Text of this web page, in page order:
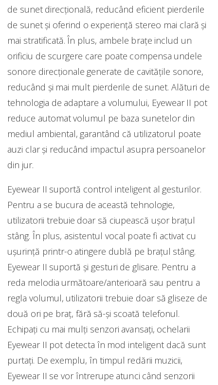
de sunet direcțională, reducând eficient pierderile
de sunet și oferind o experienţă stereo mai clară și
mai stratificată. În plus, ambele brațe includ un
orificiu de scurgere care poate compensa undele
sonore direcționale generate de cavitățile sonore,
reducând și mai mult pierderile de sunet. Alături de
tehnologia de adaptare a volumului, Eyewear II pot
reduce automat volumul pe baza sunetelor din
mediul ambiental, garantând că utilizatorul poate
auzi clar și reducând impactul asupra persoanelor
din jur.
Eyewear II suportă control inteligent al gesturilor.
Pentru a se bucura de această tehnologie,
utilizatorii trebuie doar să ciupească ușor brațul
stâng. În plus, asistentul vocal poate fi activat cu
ușurință printr-o atingere dublă pe brațul stâng.
Eyewear II suportă și gesturi de glisare. Pentru a
reda melodia următoare/anterioară sau pentru a
regla volumul, utilizatorii trebuie doar să gliseze de
două ori pe braț, fără să-și scoată telefonul.
Echipați cu mai mulți senzori avansați, ochelarii
Eyewear II pot detecta în mod inteligent dacă sunt
purtați. De exemplu, în timpul redării muzicii,
Eyewear II se vor întrerupe atunci când senzorii